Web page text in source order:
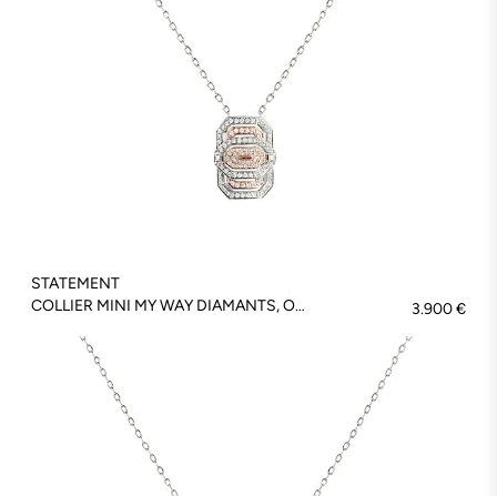
STATEMENT
COLLIER MINI MY WAY DIAMANTS, OR ROSE & ARGENT - FSJ432
3.900 €